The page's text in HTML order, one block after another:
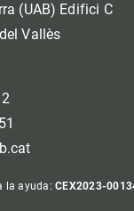
(UAB) Edifici C
Vallès
la ayuda:CEX2023-